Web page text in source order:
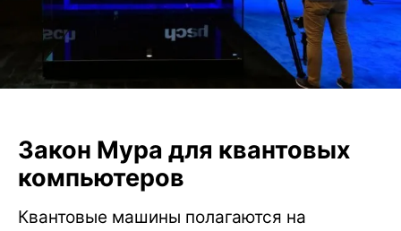
Закон Мура для квантовых
компьютеров
Квантовые машины полагаются на